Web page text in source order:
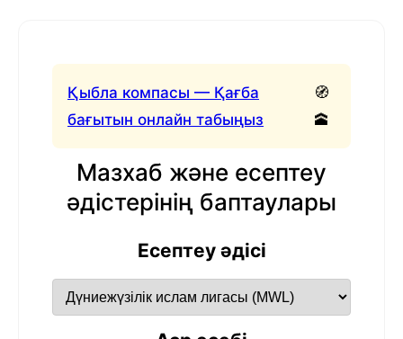
Қыбла компасы — Қағба
бағытын онлайн табыңыз
🧭
🕋
Мазхаб және есептеу
әдістерінің баптаулары
Есептеу әдісі